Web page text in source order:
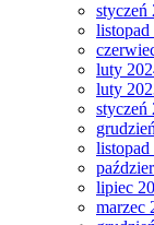
styczeń
listopad
luty
luty
styczeń
listopad
lipiec
marzec